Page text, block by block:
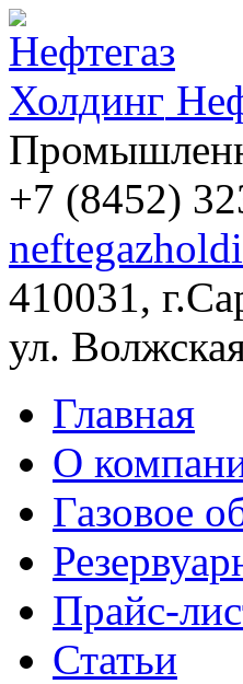
+7 (8452)
410031,
ул.
Главная
О
Газовое
Прайс-
Статьи